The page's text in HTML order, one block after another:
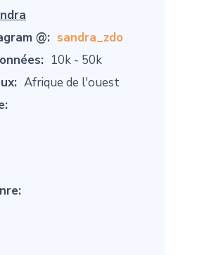
@: sandra_zdo
10k - 50k
Afrique de l'ouest